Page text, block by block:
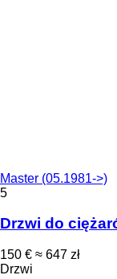
Master (05.1981->)
5
Drzwi do
150 € ≈ 647 zł
Drzwi